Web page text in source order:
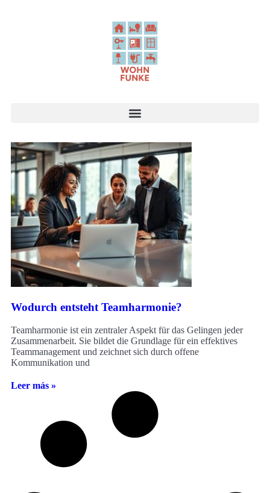
Wodurch entsteht Teamharmonie?
Teamharmonie ist ein zentraler Aspekt für das Gelingen jeder
Zusammenarbeit. Sie bildet die Grundlage für ein effektives
Teammanagement und zeichnet sich durch offene
Kommunikation und
Leer más »